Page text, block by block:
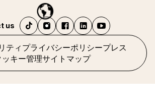
ティ プライバシーポリシープレス
ッキー管理サイトマップ
us